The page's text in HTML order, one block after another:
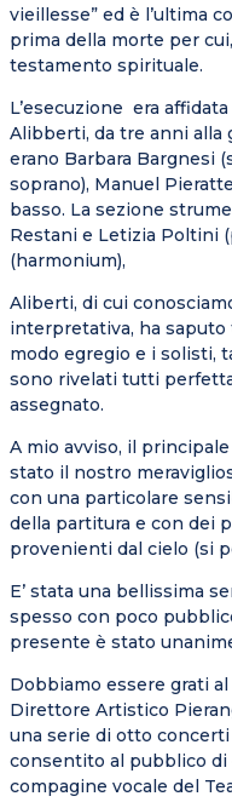
vieillesse” ed è l’ultima
prima della morte per
testamento spirituale.
L’esecuzione era
Alibberti, da tre anni alla
erano Barbara Bargnesi
soprano), Manuel
basso. La sezione
Restani e Letizia Poltini
(harmonium),
Aliberti, di cui
interpretativa, ha
modo egregio e i solisti,
sono rivelati tutti
assegnato.
A mio avviso, il
stato il nostro
con una particolare
della partitura e con dei
provenienti dal cielo (si
E’ stata una bellissima
spesso con poco
presente è stato
Dobbiamo essere grati
Direttore Artistico
una serie di otto
consentito al pubblico di
compagine vocale del